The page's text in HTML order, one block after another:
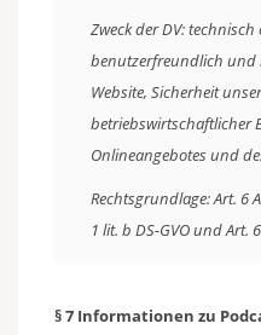
Zweck der DV:
benutzerfreundlich und
Website, Sicherheit
betriebswirtschaftlicher
Onlineangebotes und
Rechtsgrundlage: Art. 6
1 lit. b DS-GVO und Art.
§ 7 Informationen zu